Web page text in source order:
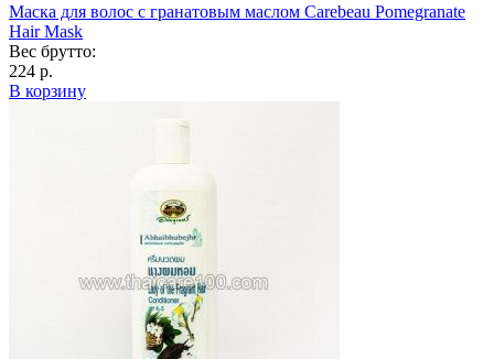
Маска для волос с гранатовым маслом Carebeau Pomegranate
Hair Mask
Вес брутто:
224 р.
В корзину